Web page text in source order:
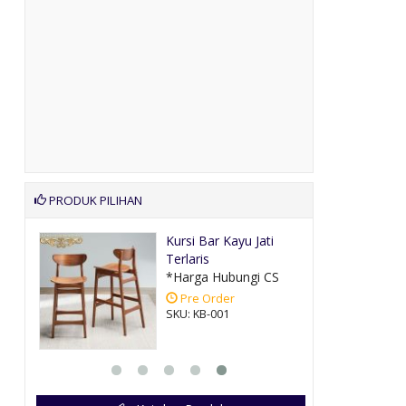
PRODUK PILIHAN
Kursi Bar Kayu Jati
Terlaris
*Harga Hubungi CS
Pre Order
SKU: KB-001